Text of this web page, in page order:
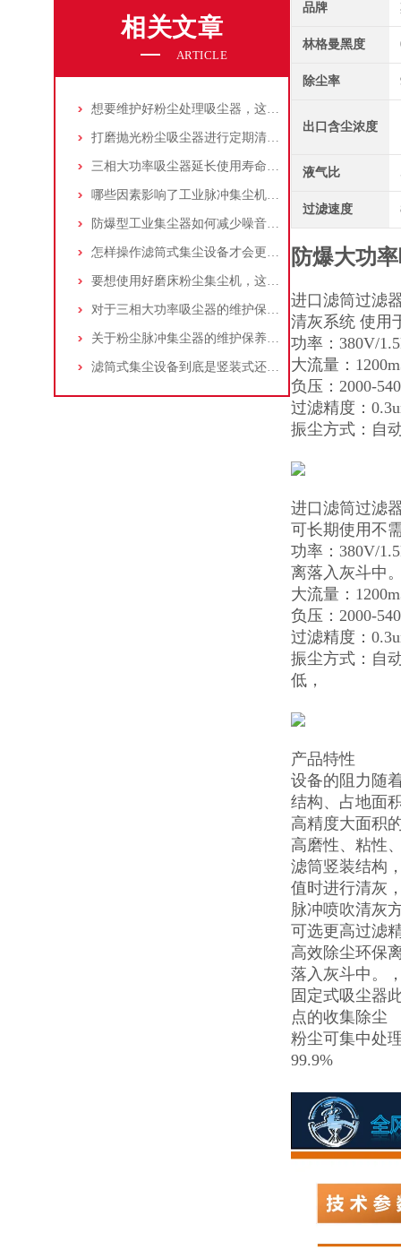
相关文章
ARTICLE
想要维护好粉尘处理吸尘器，这几个措施真的很重要！
打磨抛光粉尘吸尘器进行定期清理的重要性
三相大功率吸尘器延长使用寿命的建议
哪些因素影响了工业脉冲集尘机的使用寿命？
防爆型工业集尘器如何减少噪音?三个方法轻松解决
怎样操作滤筒式集尘设备才会更安全
要想使用好磨床粉尘集尘机，这些条件可不能少
对于三相大功率吸尘器的维护保养，你了解多少
关于粉尘脉冲集尘器的维护保养问题
滤筒式集尘设备到底是竖装式还是横装式？
品牌
林格曼黑度
除尘率
出口含尘浓度
液气比
过滤速度
防爆大功
进口滤筒过滤
清灰系统 使用
功率：380V/
大流量：
负压：2000-
过滤精度：
振尘方式：自
进口滤筒过滤
可长期使用不
功率：380V/
离落入灰斗中
大流量：
负压：2000-
过滤精度：
振尘方式：自
低，
产品特性
设备的阻力随
结构、占地面
高精度大面积
高磨性、粘性
滤筒竖装结构
值时进行清灰
脉冲喷吹清灰
可选更高过滤
高效除尘环保
落入灰斗中。
固定式吸尘器
点的收集除尘
粉尘可集中处
99.9%